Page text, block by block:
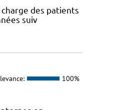
des patients
suiv
100%